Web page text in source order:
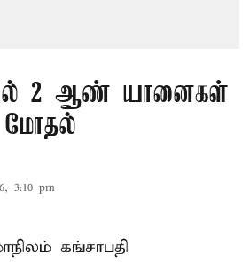
2 ஆண் யானைகள்
மோதல்
3:10 pm
கங்சாபதி